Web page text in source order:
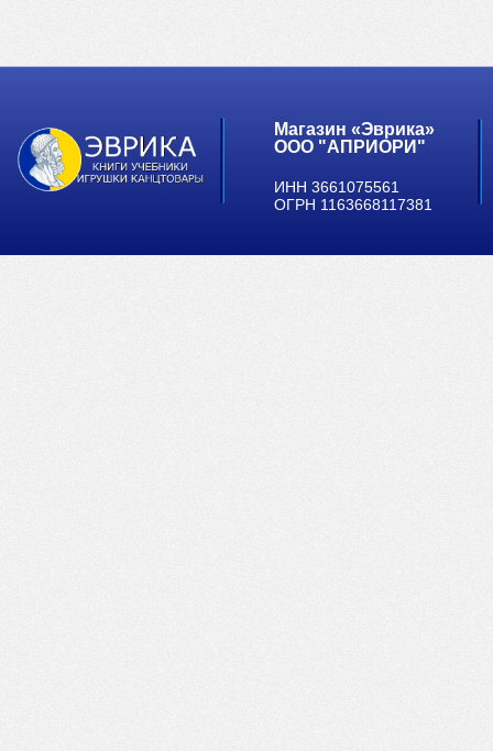
Магазин «Эврика»
ООО "АПРИОРИ"
ИНН 3661075561
ОГРН 1163668117381